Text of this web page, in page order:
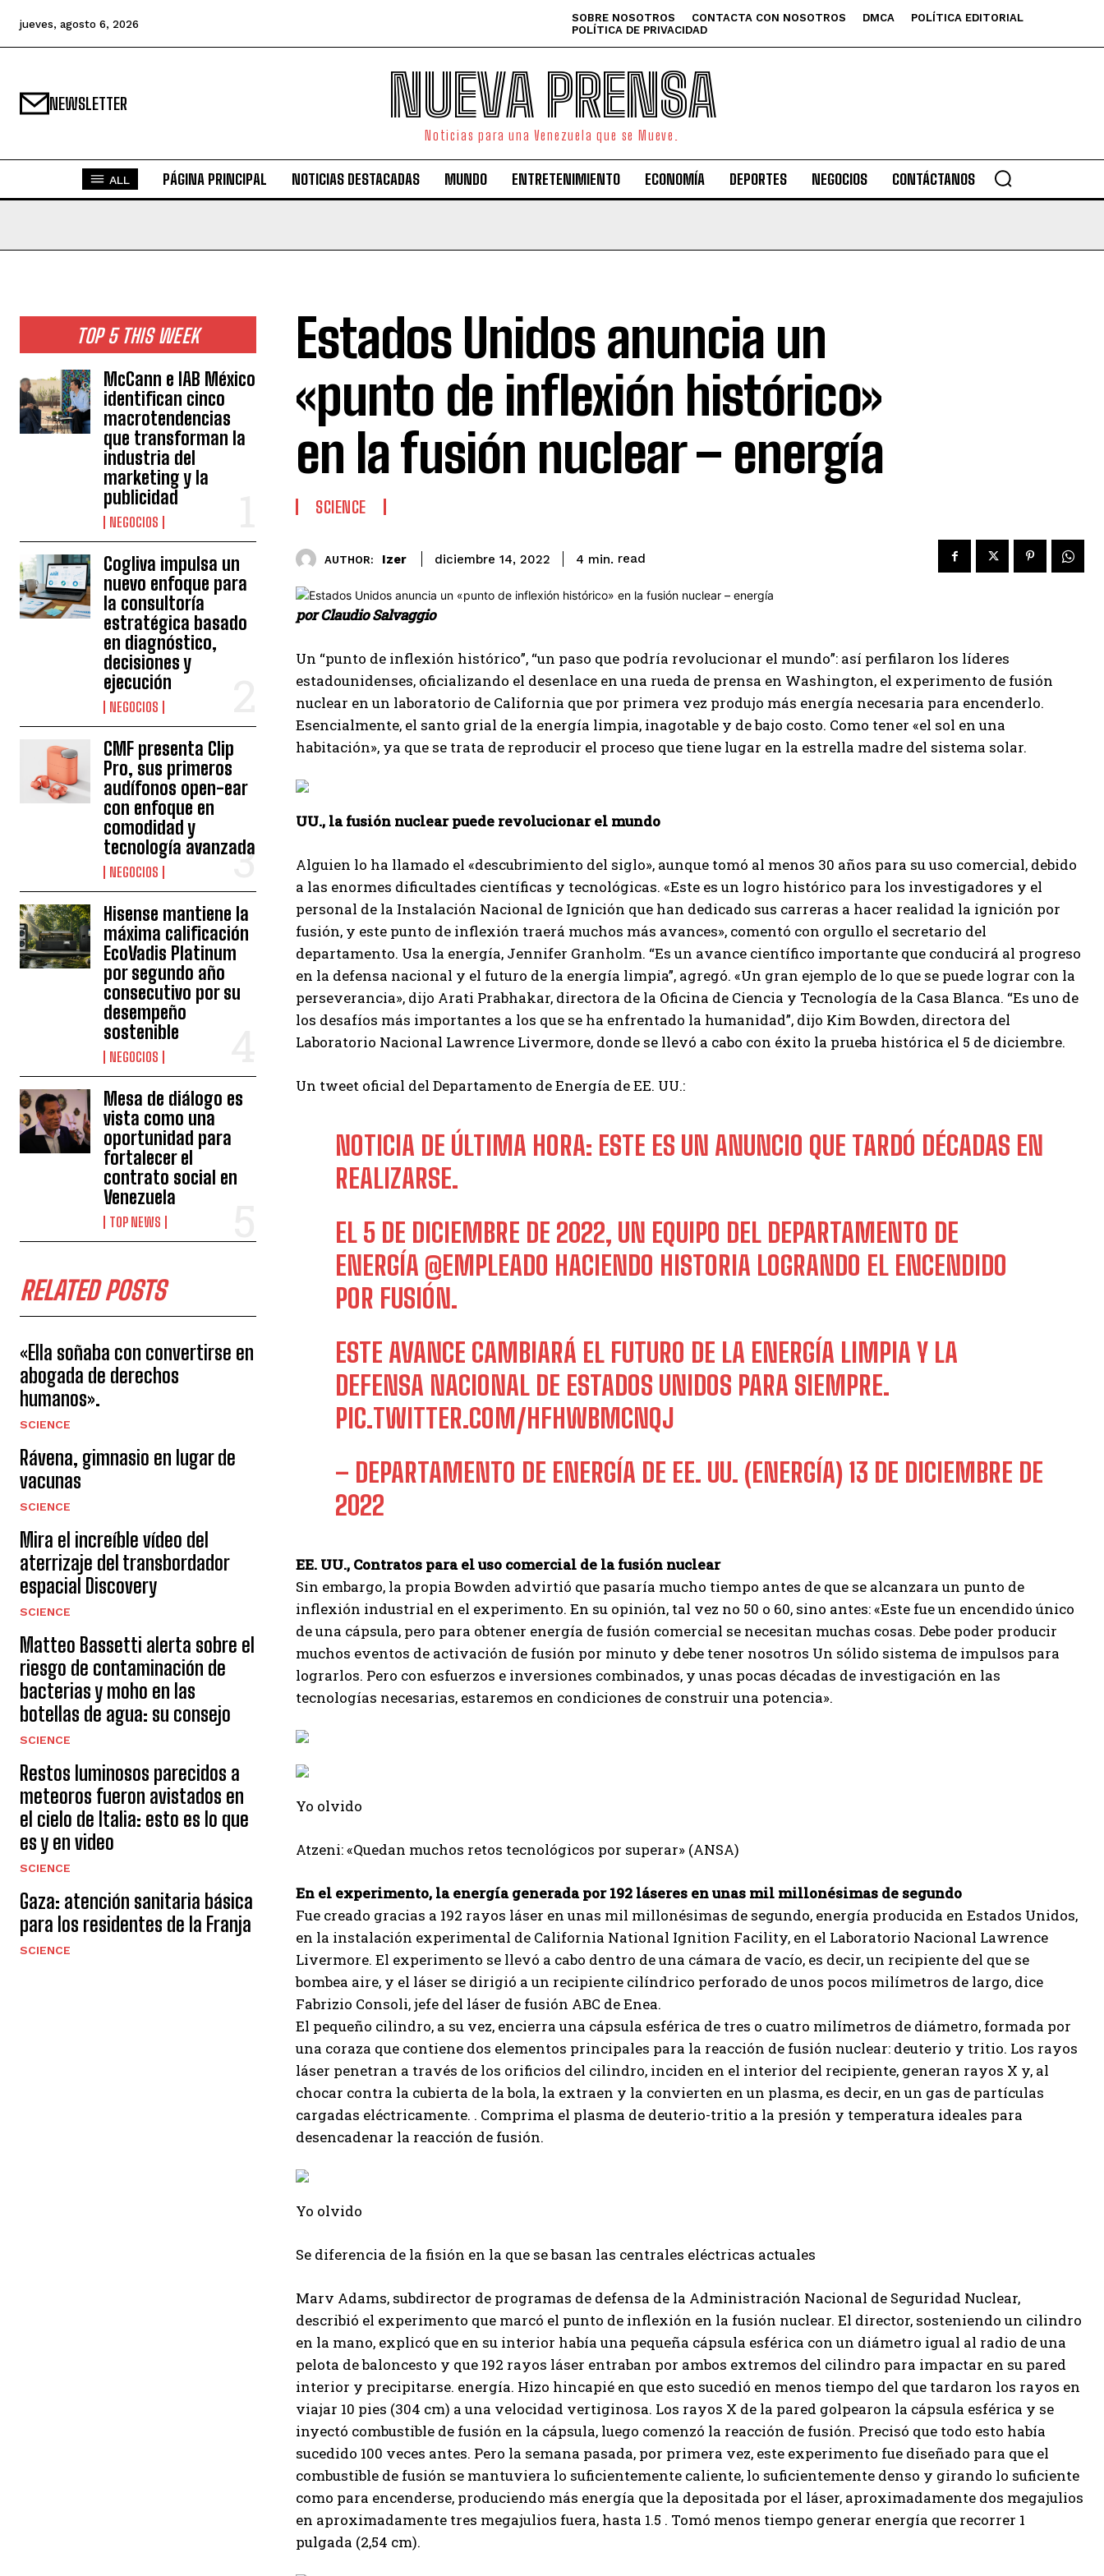
I WANT IN
Izer
jueves, agosto 6, 2026 SOBRE NOSOTROS CONTACTA CON NOSOTROS DMCA
POLÍTICA EDITORIAL
POLÍTICA DE PRIVACIDAD
NEWSLETTER NUEVA PRENSA
Noticias para una Venezuela que se Mueve.
ALL PÁGINA PRINCIPAL NOTICIAS DESTACADAS MUNDO ENTRETENIMIENTO ECONOMÍA DEPORTES NEGOCIOS CONTÁCTANOS
TOP 5 THIS WEEK
McCann e IAB México
identifican cinco
macrotendencias
que transforman la
industria del
marketing y la
publicidad
NEGOCIOS
Cogliva impulsa un
nuevo enfoque para
la consultoría
estratégica basado
en diagnóstico,
decisiones y
ejecución
NEGOCIOS
CMF presenta Clip
Pro, sus primeros
audífonos open-ear
con enfoque en
comodidad y
tecnología avanzada
NEGOCIOS
Hisense mantiene la
máxima calificación
EcoVadis Platinum
por segundo año
consecutivo por su
desempeño
sostenible
NEGOCIOS
Mesa de diálogo es
vista como una
oportunidad para
fortalecer el
contrato social en
Venezuela
TOP NEWS
RELATED POSTS
«Ella soñaba con convertirse en
abogada de derechos
humanos».
SCIENCE
Rávena, gimnasio en lugar de
vacunas
SCIENCE
Mira el increíble vídeo del
aterrizaje del transbordador
espacial Discovery
SCIENCE
Matteo Bassetti alerta sobre el
riesgo de contaminación de
bacterias y moho en las
botellas de agua: su consejo
SCIENCE
Restos luminosos parecidos a
meteoros fueron avistados en
el cielo de Italia: esto es lo que
es y en video
SCIENCE
Gaza: atención sanitaria básica
para los residentes de la Franja
SCIENCE
Estados Unidos anuncia un
«punto de inflexión histórico»
en la fusión nuclear – energía
SCIENCE
AUTHOR: Izer diciembre 14, 2022 4 min. read
por Claudio Salvaggio
Un “punto de inflexión histórico”, “un paso que podría revolucionar el mundo”: así perfilaron los líderes
estadounidenses, oficializando el desenlace en una rueda de prensa en Washington, el experimento de fusión
nuclear en un laboratorio de California que por primera vez produjo más energía necesaria para encenderlo.
Esencialmente, el santo grial de la energía limpia, inagotable y de bajo costo. Como tener «el sol en una
habitación», ya que se trata de reproducir el proceso que tiene lugar en la estrella madre del sistema solar.
UU., la fusión nuclear puede revolucionar el mundo
Alguien lo ha llamado el «descubrimiento del siglo», aunque tomó al menos 30 años para su uso comercial, debido
a las enormes dificultades científicas y tecnológicas. «Este es un logro histórico para los investigadores y el
personal de la Instalación Nacional de Ignición que han dedicado sus carreras a hacer realidad la ignición por
fusión, y este punto de inflexión traerá muchos más avances», comentó con orgullo el secretario del
departamento. Usa la energía, Jennifer Granholm. “Es un avance científico importante que conducirá al progreso
en la defensa nacional y el futuro de la energía limpia”, agregó. «Un gran ejemplo de lo que se puede lograr con la
perseverancia», dijo Arati Prabhakar, directora de la Oficina de Ciencia y Tecnología de la Casa Blanca. “Es uno de
los desafíos más importantes a los que se ha enfrentado la humanidad”, dijo Kim Bowden, directora del
Laboratorio Nacional Lawrence Livermore, donde se llevó a cabo con éxito la prueba histórica el 5 de diciembre.
Un tweet oficial del Departamento de Energía de EE. UU.:
NOTICIA DE ÚLTIMA HORA: ESTE ES UN ANUNCIO QUE TARDÓ DÉCADAS EN
REALIZARSE.
EL 5 DE DICIEMBRE DE 2022, UN EQUIPO DEL DEPARTAMENTO DE
ENERGÍA @EMPLEADO HACIENDO HISTORIA LOGRANDO EL ENCENDIDO
POR FUSIÓN.
ESTE AVANCE CAMBIARÁ EL FUTURO DE LA ENERGÍA LIMPIA Y LA
DEFENSA NACIONAL DE ESTADOS UNIDOS PARA SIEMPRE.
PIC.TWITTER.COM/HFHWBMCNQJ
– DEPARTAMENTO DE ENERGÍA DE EE. UU. (ENERGÍA) 13 DE DICIEMBRE DE
2022
EE. UU., Contratos para el uso comercial de la fusión nuclear
Sin embargo, la propia Bowden advirtió que pasaría mucho tiempo antes de que se alcanzara un punto de
inflexión industrial en el experimento. En su opinión, tal vez no 50 o 60, sino antes: «Este fue un encendido único
de una cápsula, pero para obtener energía de fusión comercial se necesitan muchas cosas. Debe poder producir
muchos eventos de activación de fusión por minuto y debe tener nosotros Un sólido sistema de impulsos para
lograrlos. Pero con esfuerzos e inversiones combinados, y unas pocas décadas de investigación en las
tecnologías necesarias, estaremos en condiciones de construir una potencia».
Yo olvido
Atzeni: «Quedan muchos retos tecnológicos por superar» (ANSA)
En el experimento, la energía generada por 192 láseres en unas mil millonésimas de segundo
Fue creado gracias a 192 rayos láser en unas mil millonésimas de segundo, energía producida en Estados Unidos,
en la instalación experimental de California National Ignition Facility, en el Laboratorio Nacional Lawrence
Livermore. El experimento se llevó a cabo dentro de una cámara de vacío, es decir, un recipiente del que se
bombea aire, y el láser se dirigió a un recipiente cilíndrico perforado de unos pocos milímetros de largo, dice
Fabrizio Consoli, jefe del láser de fusión ABC de Enea.
El pequeño cilindro, a su vez, encierra una cápsula esférica de tres o cuatro milímetros de diámetro, formada por
una coraza que contiene dos elementos principales para la reacción de fusión nuclear: deuterio y tritio. Los rayos
láser penetran a través de los orificios del cilindro, inciden en el interior del recipiente, generan rayos X y, al
chocar contra la cubierta de la bola, la extraen y la convierten en un plasma, es decir, en un gas de partículas
cargadas eléctricamente. . Comprima el plasma de deuterio-tritio a la presión y temperatura ideales para
desencadenar la reacción de fusión.
Yo olvido
Se diferencia de la fisión en la que se basan las centrales eléctricas actuales
Marv Adams, subdirector de programas de defensa de la Administración Nacional de Seguridad Nuclear,
describió el experimento que marcó el punto de inflexión en la fusión nuclear. El director, sosteniendo un cilindro
en la mano, explicó que en su interior había una pequeña cápsula esférica con un diámetro igual al radio de una
pelota de baloncesto y que 192 rayos láser entraban por ambos extremos del cilindro para impactar en su pared
interior y precipitarse. energía. Hizo hincapié en que esto sucedió en menos tiempo del que tardaron los rayos en
viajar 10 pies (304 cm) a una velocidad vertiginosa. Los rayos X de la pared golpearon la cápsula esférica y se
inyectó combustible de fusión en la cápsula, luego comenzó la reacción de fusión. Precisó que todo esto había
sucedido 100 veces antes. Pero la semana pasada, por primera vez, este experimento fue diseñado para que el
combustible de fusión se mantuviera lo suficientemente caliente, lo suficientemente denso y girando lo suficiente
como para encenderse, produciendo más energía que la depositada por el láser, aproximadamente dos megajulios
en aproximadamente tres megajulios fuera, hasta 1.5 . Tomó menos tiempo generar energía que recorrer 1
pulgada (2,54 cm).